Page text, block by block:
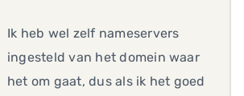
Ik heb wel zelf nameservers
ingesteld van het domein waar
het om gaat, dus als ik het goed